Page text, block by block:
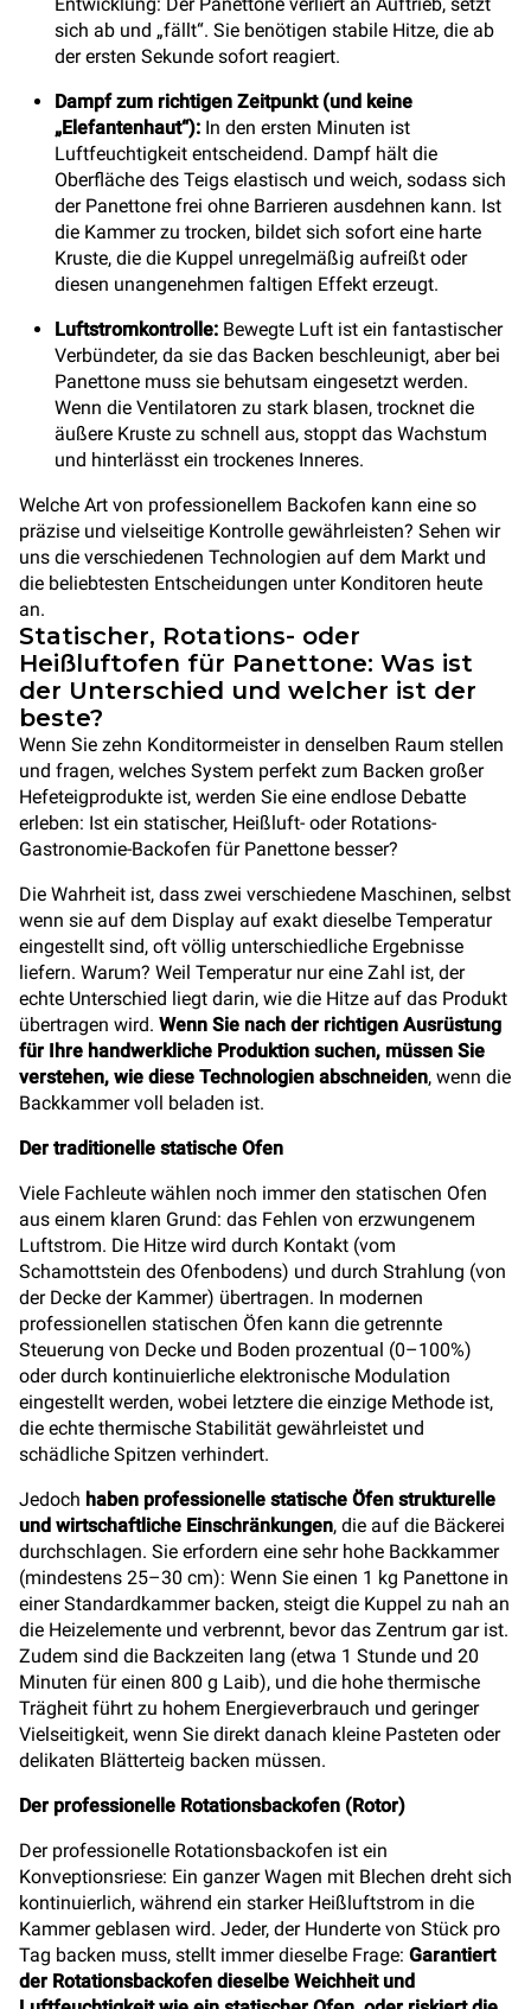
sich ab und „fällt“. Sie benötigen stabile Hitze, die ab
der ersten Sekunde sofort reagiert.
Dampf zum richtigen Zeitpunkt (und keine
„Elefantenhaut“): In den ersten Minuten ist
Luftfeuchtigkeit entscheidend. Dampf hält die
Oberfläche des Teigs elastisch und weich, sodass sich
der Panettone frei ohne Barrieren ausdehnen kann. Ist
die Kammer zu trocken, bildet sich sofort eine harte
Kruste, die die Kuppel unregelmäßig aufreißt oder
diesen unangenehmen faltigen Effekt erzeugt.
Luftstromkontrolle: Bewegte Luft ist ein fantastischer
Verbündeter, da sie das Backen beschleunigt, aber bei
Panettone muss sie behutsam eingesetzt werden.
Wenn die Ventilatoren zu stark blasen, trocknet die
äußere Kruste zu schnell aus, stoppt das Wachstum
und hinterlässt ein trockenes Inneres.
Welche Art von professionellem Backofen kann eine so
präzise und vielseitige Kontrolle gewährleisten? Sehen wir
uns die verschiedenen Technologien auf dem Markt und
die beliebtesten Entscheidungen unter Konditoren heute
an.
Statischer, Rotations- oder
Heißluftofen für Panettone: Was ist
der Unterschied und welcher ist der
beste?
Wenn Sie zehn Konditormeister in denselben Raum stellen
und fragen, welches System perfekt zum Backen großer
Hefeteigprodukte ist, werden Sie eine endlose Debatte
erleben: Ist ein statischer, Heißluft- oder Rotations-
Gastronomie-Backofen für Panettone besser?
Die Wahrheit ist, dass zwei verschiedene Maschinen, selbst
wenn sie auf dem Display auf exakt dieselbe Temperatur
eingestellt sind, oft völlig unterschiedliche Ergebnisse
liefern. Warum? Weil Temperatur nur eine Zahl ist, der
echte Unterschied liegt darin, wie die Hitze auf das Produkt
übertragen wird. Wenn Sie nach der richtigen Ausrüstung
für Ihre handwerkliche Produktion suchen, müssen Sie
verstehen, wie diese Technologien abschneiden, wenn die
Backkammer voll beladen ist.
Der traditionelle statische Ofen
Viele Fachleute wählen noch immer den statischen Ofen
aus einem klaren Grund: das Fehlen von erzwungenem
Luftstrom. Die Hitze wird durch Kontakt (vom
Schamottstein des Ofenbodens) und durch Strahlung (von
der Decke der Kammer) übertragen. In modernen
professionellen statischen Öfen kann die getrennte
Steuerung von Decke und Boden prozentual (0–100%)
oder durch kontinuierliche elektronische Modulation
eingestellt werden, wobei letztere die einzige Methode ist,
die echte thermische Stabilität gewährleistet und
schädliche Spitzen verhindert.
Jedoch haben professionelle statische Öfen strukturelle
und wirtschaftliche Einschränkungen, die auf die Bäckerei
durchschlagen. Sie erfordern eine sehr hohe Backkammer
(mindestens 25–30 cm): Wenn Sie einen 1 kg Panettone in
einer Standardkammer backen, steigt die Kuppel zu nah an
die Heizelemente und verbrennt, bevor das Zentrum gar ist.
Zudem sind die Backzeiten lang (etwa 1 Stunde und 20
Minuten für einen 800 g Laib), und die hohe thermische
Trägheit führt zu hohem Energieverbrauch und geringer
Vielseitigkeit, wenn Sie direkt danach kleine Pasteten oder
delikaten Blätterteig backen müssen.
Der professionelle Rotationsbackofen (Rotor)
Der professionelle Rotationsbackofen ist ein
Konveptionsriese: Ein ganzer Wagen mit Blechen dreht sich
kontinuierlich, während ein starker Heißluftstrom in die
Kammer geblasen wird. Jeder, der Hunderte von Stück pro
Tag backen muss, stellt immer dieselbe Frage: Garantiert
der Rotationsbackofen dieselbe Weichheit und